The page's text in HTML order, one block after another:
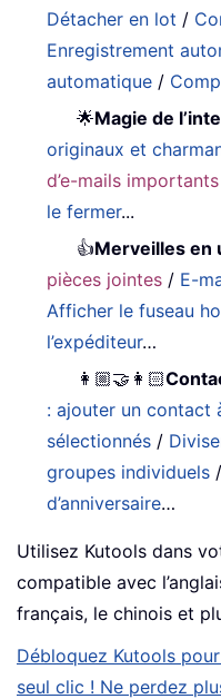
Détacher en lot /
Enregistrement
automatique /
🌟Magie de
originaux et
d’e-mails importants
le fermer...
👍Merveilles en
pièces jointes / E-
Afficher le fuseau
l’expéditeur…
👩🏼‍🤝‍👩🏻
: ajouter un contact
sélectionnés /
groupes individuels /
d’anniversaire…
Utilisez Kutools dans
compatible avec
français, le chinois et
Débloquez Kutools
seul clic ! Ne perdez